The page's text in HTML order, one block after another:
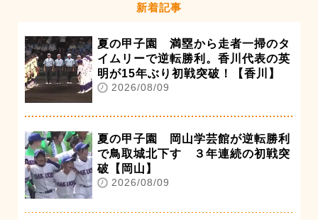
新着記事
夏の甲子園 満塁から走者一掃のタ
イムリーで逆転勝利。香川代表の英
明が15年ぶり初戦突破！【香川】
2026/08/09
夏の甲子園 岡山学芸館が逆転勝利
で鳥取城北下す ３年連続の初戦突
破【岡山】
2026/08/09